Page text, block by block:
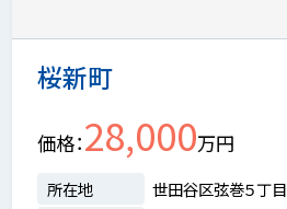
桜新町
価格 28,000万円
所在地
世田谷区弦巻５丁目